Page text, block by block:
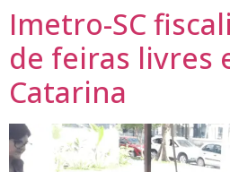
Imetro-SC
de feiras livres
Catarina